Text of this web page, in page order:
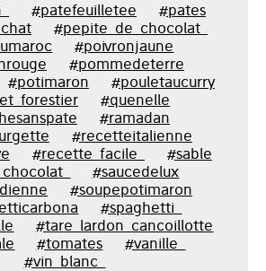
#patefeuilletee
#pates
#pepite_de_chocolat_
#poivronjaune
#pommedeterre
#potimaron
#pouletaucurry
#quenelle
#ramadan
#recetteitalienne
#recette_facile_
#sable
#saucedelux
#soupepotimaron
#spaghetti_
#tare_lardon_cancoillotte
#tomates
#vanille_
#vin_blanc_